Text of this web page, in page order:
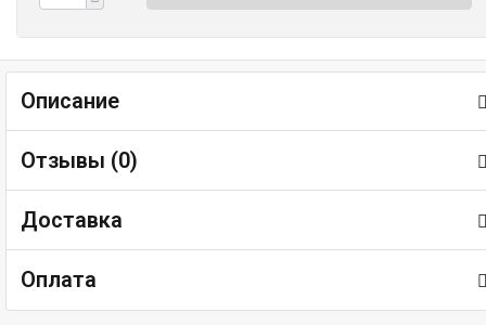
Описание
Отзывы (0)
Доставка
Оплата